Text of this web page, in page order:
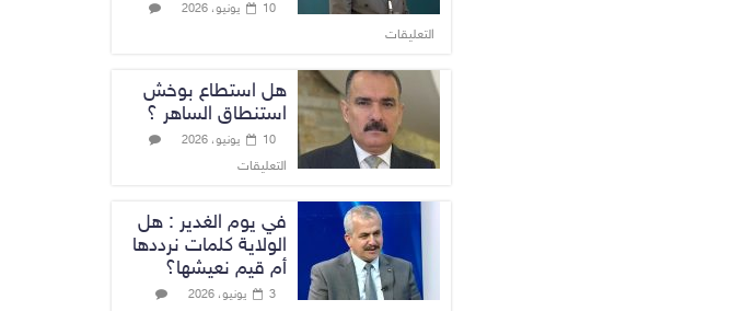
10 يونيو، 2026
التعليقات
هل استطاع بوخش
استنطاق الساهر ؟
10 يونيو، 2026
التعليقات
في يوم الغدير : هل
الولاية كلمات نرددها
أم قيم نعيشها؟
3 يونيو، 2026